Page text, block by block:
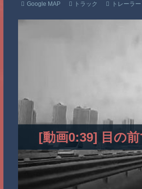
Google MAP トラック トレーラ
[動画0:39] 目の